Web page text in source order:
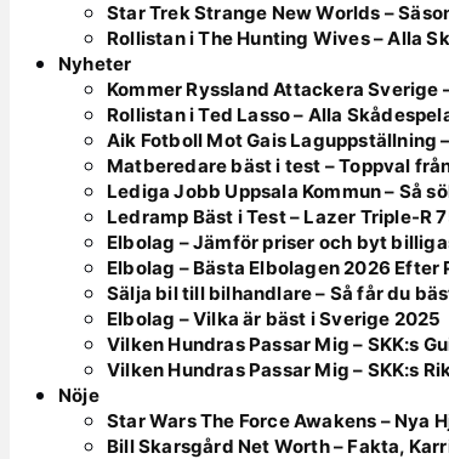
Star Trek Strange New Worlds –
Rollistan i The Hunting Wives – Alla
Nyheter
Kommer Ryssland Attackera Sverige
Rollistan i Ted Lasso – Alla
Aik Fotboll Mot Gais Laguppställning
Matberedare bäst i test – Toppval
Lediga Jobb Uppsala Kommun – Så
Ledramp Bäst i Test – Lazer Triple-R
Elbolag – Jämför priser och byt
Elbolag – Bästa Elbolagen 2026 Efter
Sälja bil till bilhandlare – Så får du
Elbolag – Vilka är bäst i Sverige 2025
Vilken Hundras Passar Mig – SKK:s
Vilken Hundras Passar Mig – SKK:s
Nöje
Star Wars The Force Awakens – Nya
Bill Skarsgård Net Worth – Fakta,